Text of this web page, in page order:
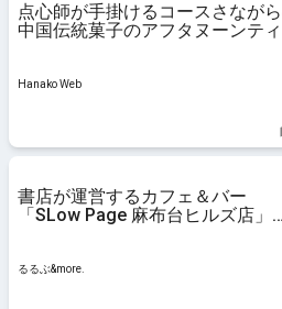
点心師が手掛けるコースさなが
中国伝統菓子のアフタヌーンテ
Hanako Web
書店が運営するカフェ＆バー
「SLow Page 麻布台ヒルズ店」
るるぶ&more.